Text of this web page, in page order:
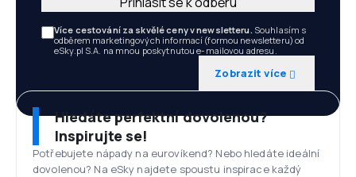
Více cestování za skvělé ceny v newsletteru. Souhlasím s
odběrem marketingových informací (formou newsletteru) od
eSky.pl S.A. na mnou poskytnutou e-mailovou adresu.
Zobrazit více
Hledáte perfektní dovolenou?
Inspirujte se!
Potřebujete nápady na eurovíkend? Nebo hledáte ideální
dovolenou? Na eSky najdete spoustu inspirace každý